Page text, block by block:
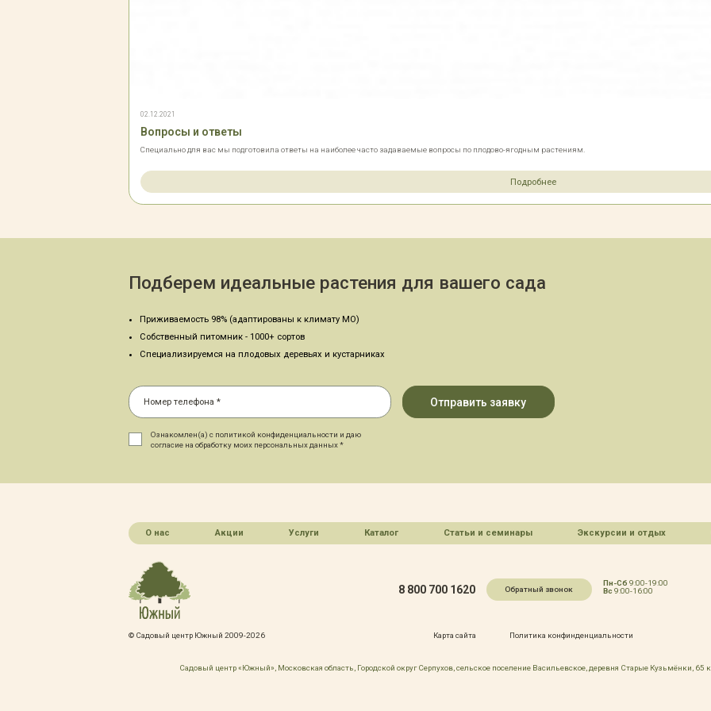
02.12.2021
Вопросы и ответы
Специально для вас мы подготовила ответы на наиболее часто задаваемые вопросы по плодово-ягодным растениям.
Подробнее
Подберем идеальные растения для вашего сада
Приживаемость 98% (адаптированы к климату МО)
Собственный питомник - 1000+ сортов
Специализируемся на плодовых деревьях и кустарниках
Ознакомлен(а) с политикой конфиденциальности и даю
согласие на обработку моих персональных данных *
О нас Акции Услуги Каталог Статьи и семинары Экскурсии и отдых
8 800 700 1620 Обратный звонок
Пн-Сб 9:00-19:00
Вс 9:00-16:00
© Садовый центр Южный 2009-2026 Карта сайта Политика конфинденциальности
Садовый центр «Южный», Московская область, Городской округ Серпухов, сельское поселение Васильевское, деревня Старые Кузьмёнки,